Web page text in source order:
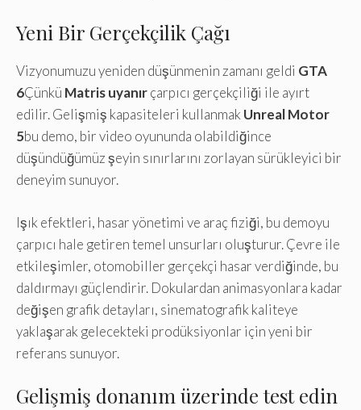
Yeni Bir Gerçekçilik Çağı
Vizyonumuzu yeniden düşünmenin zamanı geldi GTA
6Çünkü Matris uyanırçarpıcı gerçekçiliği ile ayırt
edilir. Gelişmiş kapasiteleri kullanmakUnreal Motor
5bu demo, bir video oyununda olabildiğince
düşündüğümüz şeyin sınırlarını zorlayan sürükleyici bir
deneyim sunuyor.
Işık efektleri, hasar yönetimi ve araç fiziği, bu demoyu
çarpıcı hale getiren temel unsurları oluşturur. Çevre ile
etkileşimler, otomobiller gerçekçi hasar verdiğinde, bu
daldırmayı güçlendirir. Dokulardan animasyonlara kadar
değişen grafik detayları, sinematografik kaliteye
yaklaşarak gelecekteki prodüksiyonlar için yeni bir
referans sunuyor.
Gelişmiş donanım üzerinde test edin